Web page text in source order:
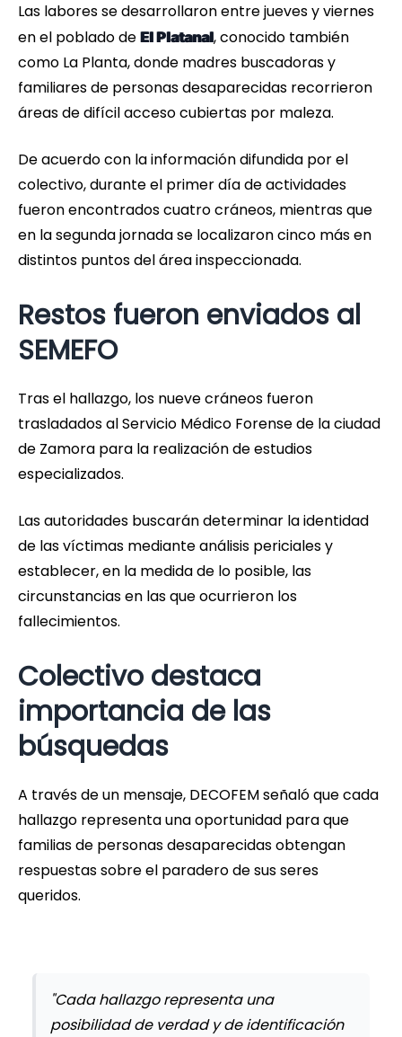
Las labores se desarrollaron entre jueves y viernes
en el poblado de El Platanal, conocido también
como La Planta, donde madres buscadoras y
familiares de personas desaparecidas recorrieron
áreas de difícil acceso cubiertas por maleza.
De acuerdo con la información difundida por el
colectivo, durante el primer día de actividades
fueron encontrados cuatro cráneos, mientras que
en la segunda jornada se localizaron cinco más en
distintos puntos del área inspeccionada.
Restos fueron enviados al
SEMEFO
Tras el hallazgo, los nueve cráneos fueron
trasladados al Servicio Médico Forense de la ciudad
de Zamora para la realización de estudios
especializados.
Las autoridades buscarán determinar la identidad
de las víctimas mediante análisis periciales y
establecer, en la medida de lo posible, las
circunstancias en las que ocurrieron los
fallecimientos.
Colectivo destaca
importancia de las
búsquedas
A través de un mensaje, DECOFEM señaló que cada
hallazgo representa una oportunidad para que
familias de personas desaparecidas obtengan
respuestas sobre el paradero de sus seres
queridos.
"Cada hallazgo representa una
posibilidad de verdad y de identificación